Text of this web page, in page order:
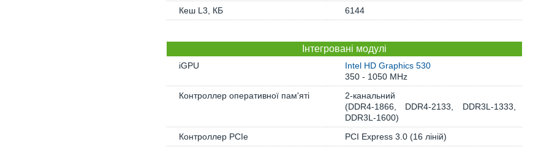
Кеш L3, КБ
6144
Інтегровані модулі
iGPU
Intel HD Graphics 530
350 - 1050 MHz
Контроллер оперативної пам'яті
2-канальний
(DDR4-1866, DDR4-2133, DDR3L-1333,
DDR3L-1600)
Контроллер PCIe
PCI Express 3.0 (16 ліній)